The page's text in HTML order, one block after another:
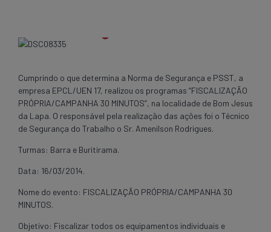
Cumprindo o que determina a Norma de Segurança e PSST, a
empresa EPCL/UEN 17, realizou os programas “FISCALIZAÇÃO
PRÓPRIA/CAMPANHA 30 MINUTOS”, na localidade de Bom Jesus
da Lapa. O responsável pela realização das ações foi o Técnico
de Segurança do Trabalho o Sr. Amenilson Rodrigues.
Turmas: Barra e Buritirama.
Data: 16/03/2014.
Nome do evento: FISCALIZAÇÃO PRÓPRIA/CAMPANHA 30
MINUTOS.
Objetivo: Fiscalizar todos os equipamentos individuais e